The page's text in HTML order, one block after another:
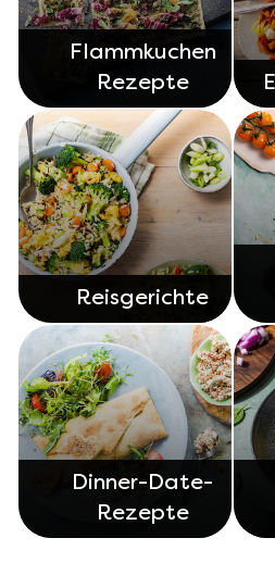
Flammkuchen
Rezepte
Reisgerichte
Dinner-Date-
Rezepte